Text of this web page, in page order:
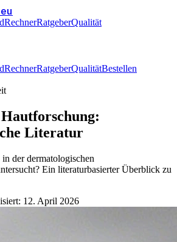
RechnerRatgeberQualität
RechnerRatgeberQualitätBestellen
Literatur
der dermatologischen
Ein literaturbasierter Überblick zu
12. April 2026